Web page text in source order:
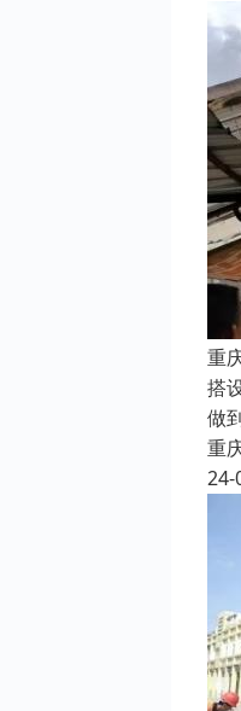
重
搭
做
重
24-